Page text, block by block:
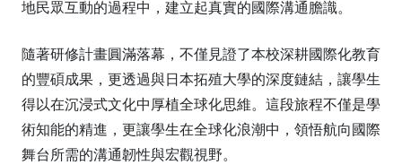
地民眾互動的過程中，建立起真實的國際溝通膽識。
隨著研修計畫圓滿落幕，不僅見證了本校深耕國際化教育
的豐碩成果，更透過與日本拓殖大學的深度鏈結，讓學生
得以在沉浸式文化中厚植全球化思維。這段旅程不僅是學
術知能的精進，更讓學生在全球化浪潮中，領悟航向國際
舞台所需的溝通韌性與宏觀視野。